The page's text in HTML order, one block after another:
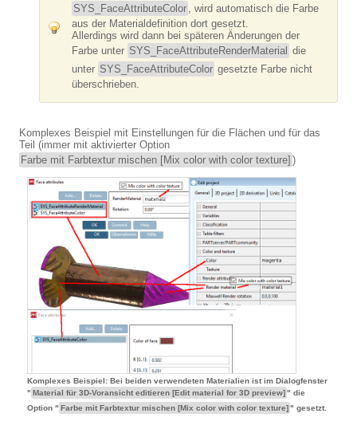
SYS_FaceAttributeColor
, wird automatisch die Farbe
aus der Materialdefinition dort gesetzt.
Allerdings wird dann bei späteren Änderungen der
Farbe unter SYS_FaceAttributeRenderMaterial die
unter SYS_FaceAttributeColor gesetzte Farbe nicht
überschrieben.
Komplexes Beispiel mit Einstellungen für die Flächen und für das
Teil (immer mit aktivierter Option
Farbe mit Farbtextur mischen [Mix color with color texture] )
Komplexes Beispiel: Bei beiden verwendeten Materialien ist im Dialogfenster
" Material für 3D-Voransicht editieren [Edit material for 3D preview]" die
Option " Farbe mit Farbtextur mischen [Mix color with color texture]" gesetzt.